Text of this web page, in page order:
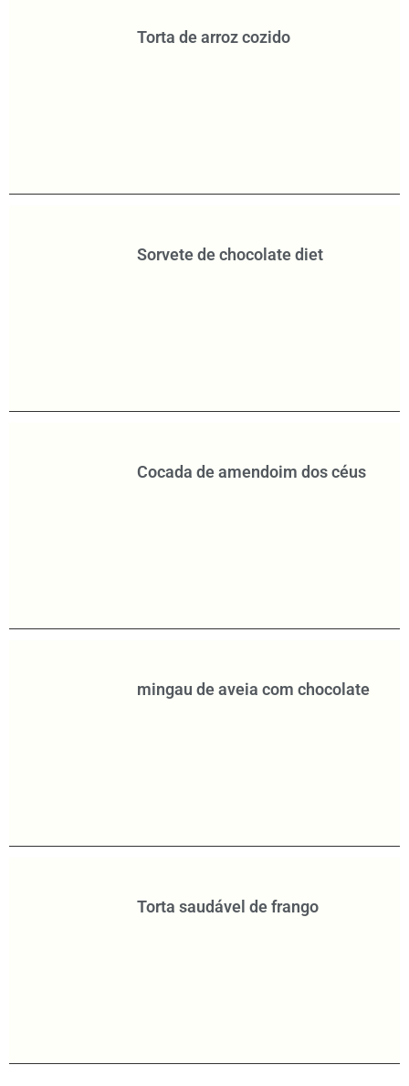
Torta de arroz cozido
Sorvete de chocolate diet
Cocada de amendoim dos céus
mingau de aveia com chocolate
Torta saudável de frango